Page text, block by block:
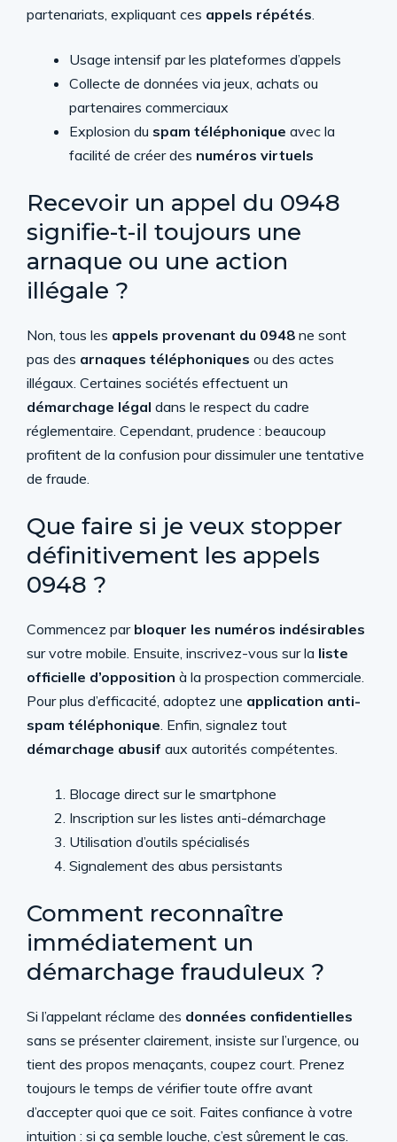
partenariats, expliquant ces appels répétés.
Usage intensif par les plateformes d’appels
Collecte de données via jeux, achats ou
partenaires commerciaux
Explosion du spam téléphonique avec la
facilité de créer des numéros virtuels
Recevoir un appel du 0948
signifie-t-il toujours une
arnaque ou une action
illégale ?
Non, tous les appels provenant du 0948 ne sont
pas des arnaques téléphoniques ou des actes
illégaux. Certaines sociétés effectuent un
démarchage légal dans le respect du cadre
réglementaire. Cependant, prudence : beaucoup
profitent de la confusion pour dissimuler une tentative
de fraude.
Que faire si je veux stopper
définitivement les appels
0948 ?
Commencez par bloquer les numéros indésirables
sur votre mobile. Ensuite, inscrivez-vous sur la liste
officielle d’opposition à la prospection commerciale.
Pour plus d’efficacité, adoptez une application anti-
spam téléphonique. Enfin, signalez tout
démarchage abusif aux autorités compétentes.
Blocage direct sur le smartphone
Inscription sur les listes anti-démarchage
Utilisation d’outils spécialisés
Signalement des abus persistants
Comment reconnaître
immédiatement un
démarchage frauduleux ?
Si l’appelant réclame des données confidentielles
sans se présenter clairement, insiste sur l’urgence, ou
tient des propos menaçants, coupez court. Prenez
toujours le temps de vérifier toute offre avant
d’accepter quoi que ce soit. Faites confiance à votre
intuition : si ça semble louche, c’est sûrement le cas.